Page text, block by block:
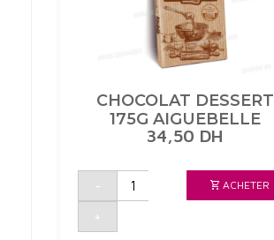
CHOCOLAT DESSERT
175G AIGUEBELLE
34,50 DH
-
quantité
CHOCOLAT
AIGUEBELLE
+
ACHETER